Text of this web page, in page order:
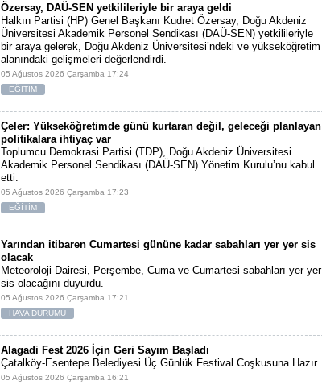
Özersay, DAÜ-SEN yetkilileriyle bir araya geldi
Halkın Partisi (HP) Genel Başkanı Kudret Özersay, Doğu Akdeniz
Üniversitesi Akademik Personel Sendikası (DAÜ-SEN) yetkilileriyle
bir araya gelerek, Doğu Akdeniz Üniversitesi’ndeki ve yükseköğretim
alanındaki gelişmeleri değerlendirdi.
05 Ağustos 2026 Çarşamba 17:24
EĞİTİM
Çeler: Yükseköğretimde günü kurtaran değil, geleceği planlayan
politikalara ihtiyaç var
Toplumcu Demokrasi Partisi (TDP), Doğu Akdeniz Üniversitesi
Akademik Personel Sendikası (DAÜ-SEN) Yönetim Kurulu’nu kabul
etti.
05 Ağustos 2026 Çarşamba 17:23
EĞİTİM
Yarından itibaren Cumartesi gününe kadar sabahları yer yer sis
olacak
Meteoroloji Dairesi, Perşembe, Cuma ve Cumartesi sabahları yer yer
sis olacağını duyurdu.
05 Ağustos 2026 Çarşamba 17:21
HAVA DURUMU
Alagadi Fest 2026 İçin Geri Sayım Başladı
Çatalköy-Esentepe Belediyesi Üç Günlük Festival Coşkusuna Hazır
05 Ağustos 2026 Çarşamba 16:21